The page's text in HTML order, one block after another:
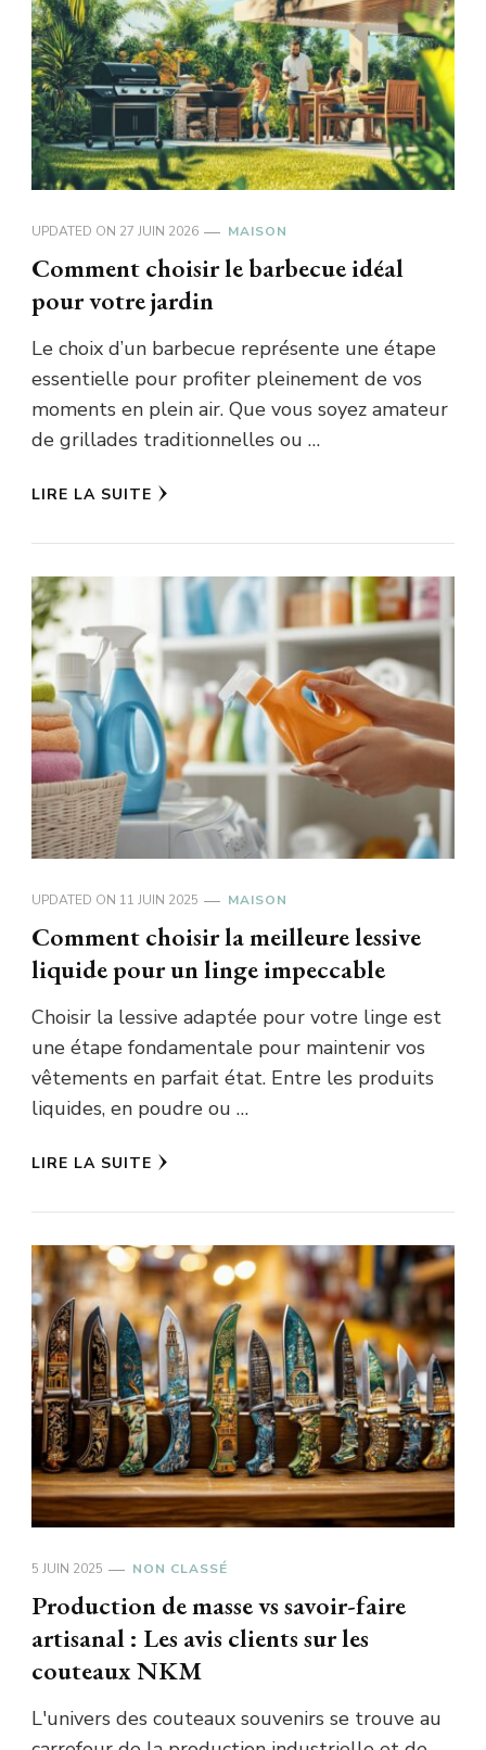
UPDATED ON 27 JUIN 2026 MAISON
Comment choisir le barbecue idéal
pour votre jardin
Le choix d’un barbecue représente une étape
essentielle pour profiter pleinement de vos
moments en plein air. Que vous soyez amateur
de grillades traditionnelles ou …
LIRE LA SUITE
UPDATED ON 11 JUIN 2025 MAISON
Comment choisir la meilleure lessive
liquide pour un linge impeccable
Choisir la lessive adaptée pour votre linge est
une étape fondamentale pour maintenir vos
vêtements en parfait état. Entre les produits
liquides, en poudre ou …
LIRE LA SUITE
5 JUIN 2025 NON CLASSÉ
Production de masse vs savoir-faire
artisanal : Les avis clients sur les
couteaux NKM
L'univers des couteaux souvenirs se trouve au